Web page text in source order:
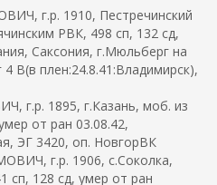
г.р. 1910, Пестречинский
РВК, 498 сп, 132 сд,
Саксония, г.Мюльберг на
B(в плен:24.8.41:Владимирск),
1895, г.Казань, моб. из
от ран 03.08.42,
ЭГ 3420, оп. НовгорВК
г.р. 1906, с.Соколка,
сп, 128 сд, умер от ран